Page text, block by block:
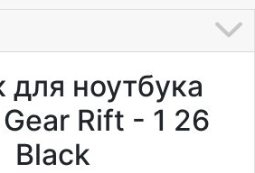
для ноутбука
Rift - 1 26
Black